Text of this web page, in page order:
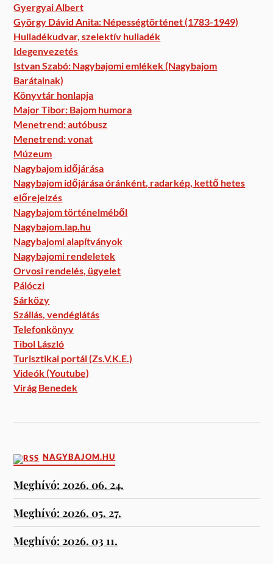
Gyergyai Albert
György Dávid Anita: Népességtörténet (1783-1949)
Hulladékudvar, szelektív hulladék
Idegenvezetés
Istvan Szabó: Nagybajomi emlékek (Nagybajom
Barátainak)
Könyvtár honlapja
Major Tibor: Bajom humora
Menetrend: autóbusz
Menetrend: vonat
Múzeum
Nagybajom időjárása
Nagybajom időjárása óránként, radarkép, kettő hetes
előrejelzés
Nagybajom történelméből
Nagybajom.lap.hu
Nagybajomi alapítványok
Nagybajomi rendeletek
Orvosi rendelés, ügyelet
Pálóczi
Sárközy
Szállás, vendéglátás
Telefonkönyv
Tibol László
Turisztikai portál (Zs.V.K.E.)
Videók (Youtube)
Virág Benedek
NAGYBAJOM.HU
Meghívó: 2026. 06. 24.
Meghívó: 2026. 05. 27.
Meghívó: 2026. 03 11.